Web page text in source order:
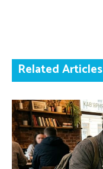
Related Articles